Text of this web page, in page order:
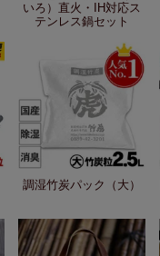
いろ）直火・IH対応ス
テンレス鍋セット
調湿竹炭パック（大）